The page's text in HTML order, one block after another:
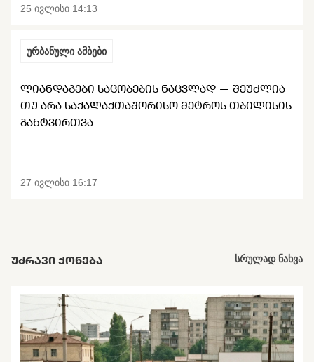
25 ივლისი 14:13
ურბანული ამბები
ᲚᲘᲐᲜᲓᲐᲒᲔᲑᲘ ᲡᲐᲪᲝᲑᲔᲑᲘᲡ ᲜᲐᲪᲕᲚᲐᲓ — ᲨᲔᲣᲫᲚᲘᲐ
ᲗᲣ ᲐᲠᲐ ᲡᲐᲥᲐᲚᲐᲥᲗᲐᲨᲝᲠᲘᲡᲝ ᲛᲔᲢᲠᲝᲡ ᲗᲑᲘᲚᲘᲡᲘᲡ
ᲒᲐᲜᲢᲕᲘᲠᲗᲕᲐ
27 ივლისი 16:17
ᲣᲫᲠᲐᲕᲘ ᲥᲝᲜᲔᲑᲐ სრულად ნახვა